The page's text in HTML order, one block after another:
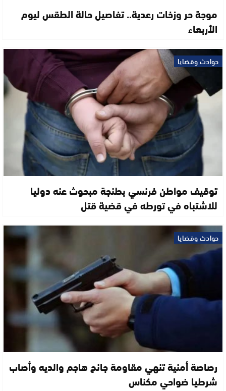
موجة حر وزخات رعدية.. تفاصيل حالة الطقس ليوم
الأربعاء
حوادث وقضايا
توقيف مواطن فرنسي بطنجة مبحوث عنه دوليا
للاشتباه في تورطه في قضية قتل
حوادث وقضايا
رصاصة أمنية تنهي مقاومة جانح هاجم والديه وأصاب
شرطيا ضواحي مكناس